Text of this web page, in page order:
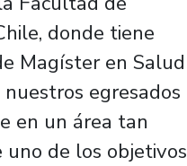
donde tiene
Magíster en Salud
egresados
en un área tan
uno de los objetivos